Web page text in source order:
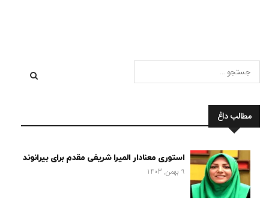
مطالب داغ
استوری معنادار المیرا شریفی مقدم برای بیرانوند
9 بهمن, 1403